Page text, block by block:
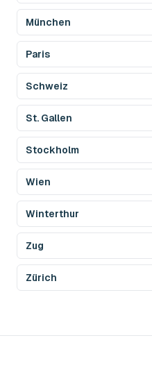
München
Paris
Schweiz
St. Gallen
Stockholm
Wien
Winterthur
Zug
Zürich